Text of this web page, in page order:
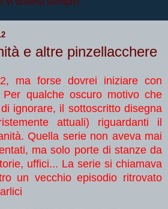
e altre pinzellacchere
ma forse dovrei iniziare con
qualche oscuro motivo che
ignorare, il sottoscritto disegna
attuali) riguardanti il
Quella serie non aveva mai
ma solo porte di stanze da
uffici... La serie si chiamava
un vecchio episodio ritrovato